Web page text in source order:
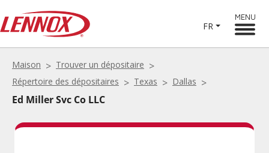
FR
MENU
Maison
Trouver un dépositaire
Répertoire des dépositaires
Texas Dallas
Ed Miller Svc Co LLC